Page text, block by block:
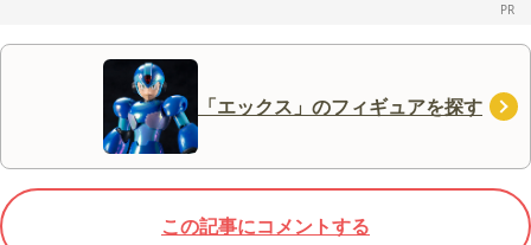
「エックス」のフィギュアを探す
この記事にコメントする